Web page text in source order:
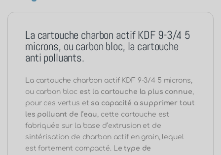
La cartouche charbon actif KDF 9-3/4 5
microns, ou carbon bloc, la cartouche
anti polluants.
La cartouche charbon actif KDF 9-3/4 5 microns,
ou carbon bloc est la cartouche la plus connue,
pour ces vertus et sa capacité a supprimer tout
les polluant de l’eau, cette cartouche est
fabriquée sur la base d’extrusion et de
sintérisation de charbon actif en grain, lequel
est fortement compacté. Le type de